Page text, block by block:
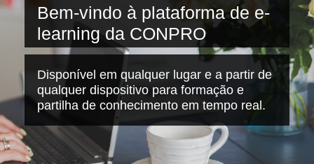
Bem-vindo à plataforma de e-
learning da CONPRO
Disponível em qualquer lugar e a partir de
qualquer dispositivo para formação e
partilha de conhecimento em tempo real.